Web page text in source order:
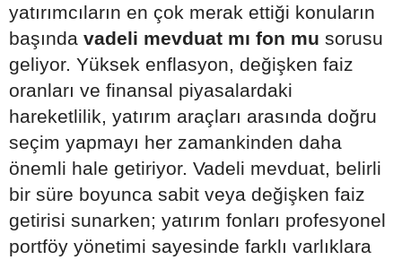
yatırımcıların en çok merak ettiği konuların
başında vadeli mevduat mı fon mu sorusu
geliyor. Yüksek enflasyon, değişken faiz
oranları ve finansal piyasalardaki
hareketlilik, yatırım araçları arasında doğru
seçim yapmayı her zamankinden daha
önemli hale getiriyor. Vadeli mevduat, belirli
bir süre boyunca sabit veya değişken faiz
getirisi sunarken; yatırım fonları profesyonel
portföy yönetimi sayesinde farklı varlıklara